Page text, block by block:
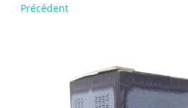
Navigation des images
Précédent